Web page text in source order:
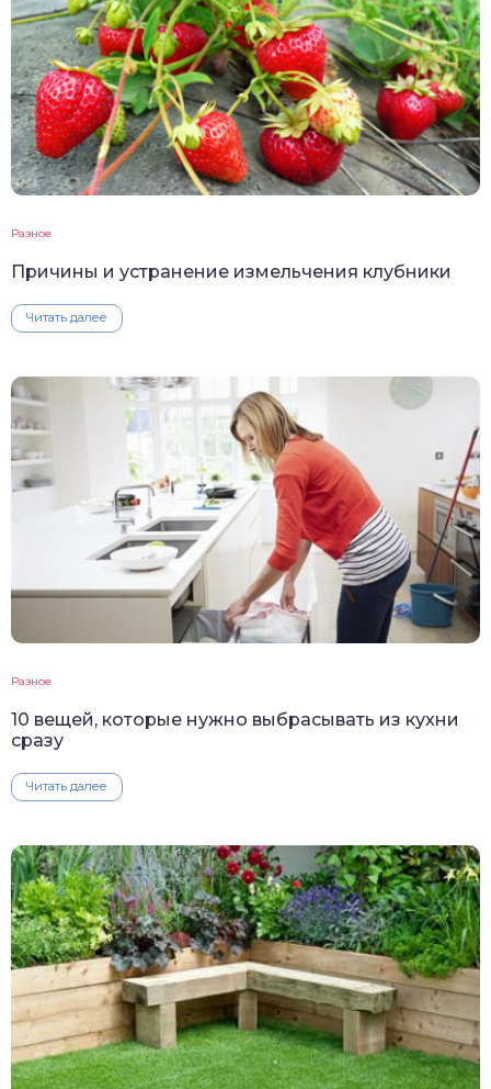
Разное
Причины и устранение измельчения клубники
Читать далее
Разное
10 вещей, которые нужно выбрасывать из кухни
сразу
Читать далее